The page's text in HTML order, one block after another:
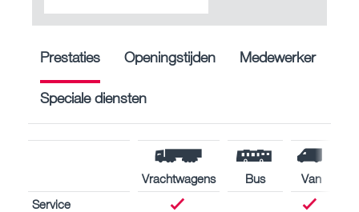
Prestaties Openingstijden Medewerker
Speciale diensten
Vrachtwagens Bus
Van
Service